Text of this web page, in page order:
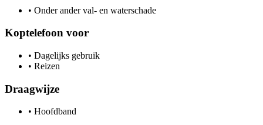
• Onder ander val- en waterschade
Koptelefoon voor
• Dagelijks gebruik
• Reizen
Draagwijze
• Hoofdband